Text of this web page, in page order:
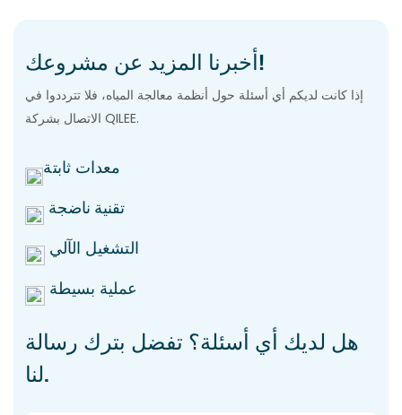
أخبرنا المزيد عن مشروعك!
إذا كانت لديكم أي أسئلة حول أنظمة معالجة المياه، فلا تترددوا في
الاتصال بشركة QILEE.
معدات ثابتة
تقنية ناضجة
التشغيل الآلي
عملية بسيطة
هل لديك أي أسئلة؟ تفضل بترك رسالة
لنا.